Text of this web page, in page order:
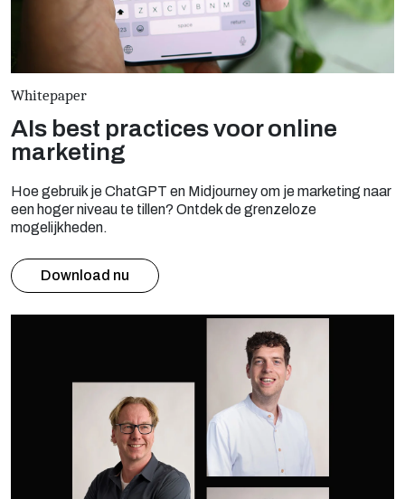
Whitepaper
AIs best practices voor online
marketing
Hoe gebruik je ChatGPT en Midjourney om je marketing naar
een hoger niveau te tillen? Ontdek de grenzeloze
mogelijkheden.
Download nu